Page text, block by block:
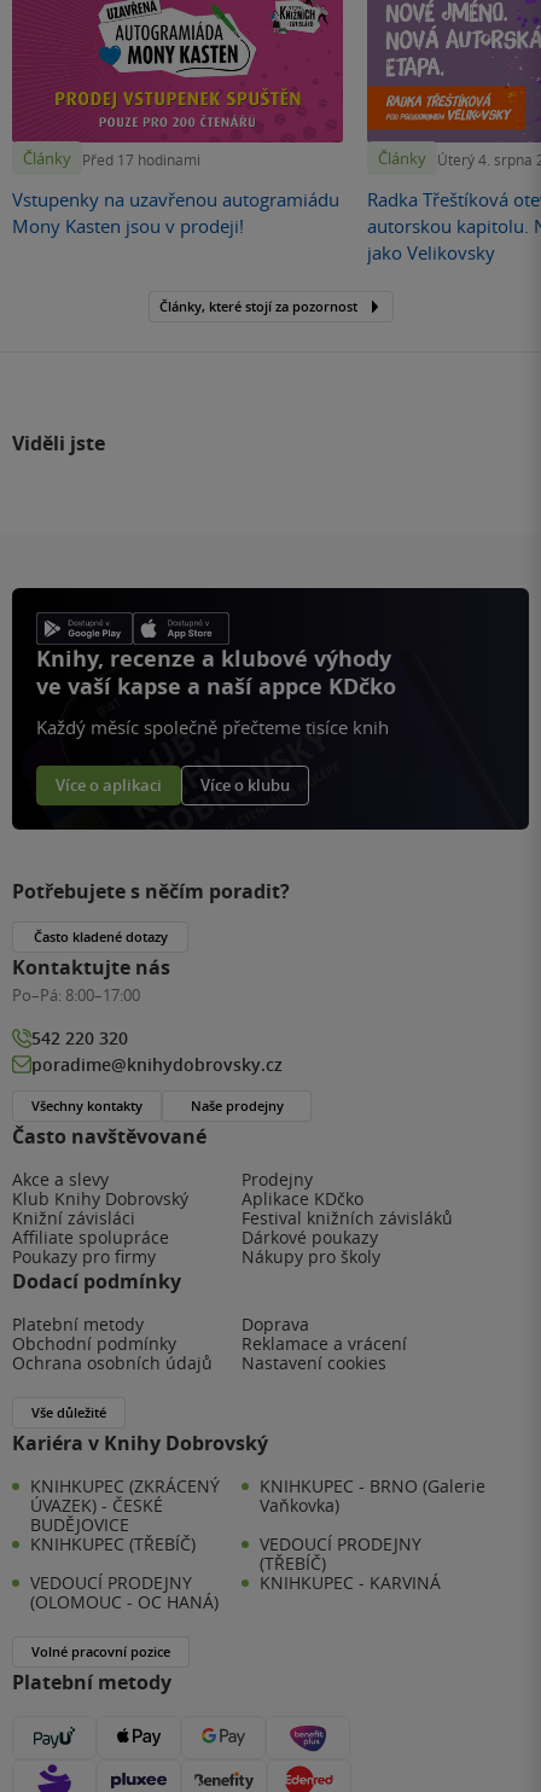
Články Před 17 hodinami
Vstupenky na uzavřenou autogramiádu
Mony Kasten jsou v prodeji!
Články Úterý 4. srpna
Radka Třeštíková
autorskou kapitolu.
jako Velikovsky
Články, které stojí za pozornost
Viděli jste
Knihy, recenze a klubové výhody
ve vaší kapse a naší appce KDčko
Každý měsíc společně přečteme tisíce knih
Více o aplikaci Více o klubu
Často navštěvované
Akce a slevy
Prodejny
Klub Knihy Dobrovský
Aplikace KDčko
Knižní závisláci
Festival knižních závisláků
Affiliate spolupráce
Dárkové poukazy
Poukazy pro firmy
Nákupy pro školy
Dodací podmínky
Platební metody
Doprava
Obchodní podmínky
Reklamace a vrácení
Ochrana osobních údajů
Nastavení cookies
Vše důležité
Kariéra v Knihy Dobrovský
KNIHKUPEC (ZKRÁCENÝ
ÚVAZEK) - ČESKÉ
BUDĚJOVICE
KNIHKUPEC - BRNO (Galerie
Vaňkovka)
KNIHKUPEC (TŘEBÍČ)
VEDOUCÍ PRODEJNY
(TŘEBÍČ)
VEDOUCÍ PRODEJNY
(OLOMOUC - OC HANÁ)
KNIHKUPEC - KARVINÁ
Volné pracovní pozice
Platební metody
Potřebujete s něčím poradit?
Často kladené dotazy
Kontaktujte nás
Po–Pá: 8:00–17:00
542 220 320
poradime@knihydobrovsky.cz
Všechny kontakty Naše prodejny